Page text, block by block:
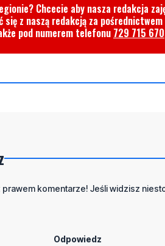
Chcecie aby nasza redakcja
z naszą redakcją za
pod numerem telefonu 729 715 670
komentarze! Jeśli widzisz
Odpowiedz